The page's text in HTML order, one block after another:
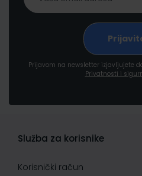
Prijavom na newsletter izjavljujete
Privatnosti i
Služba za korisnike
Korisnički račun